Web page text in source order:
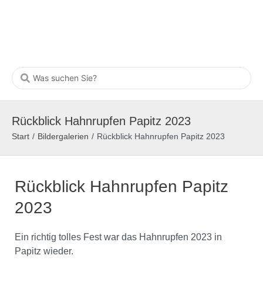
Rückblick Hahnrupfen Papitz 2023
Start / Bildergalerien / Rückblick Hahnrupfen Papitz 2023
Rückblick Hahnrupfen Papitz
2023
Ein richtig tolles Fest war das Hahnrupfen 2023 in
Papitz wieder.